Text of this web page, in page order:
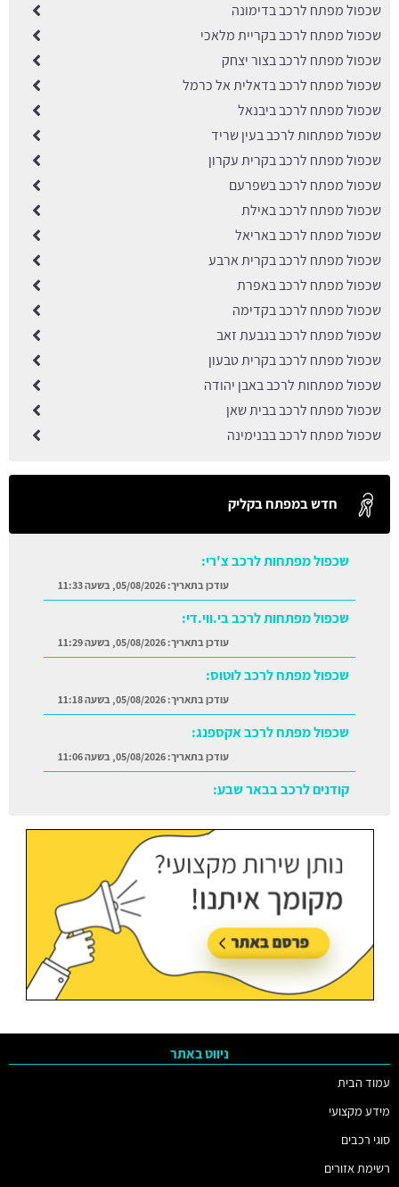
שכפול מפתח לרכב בדימונה
שכפול מפתח לרכב בקריית מלאכי
שכפול מפתח לרכב בצור יצחק
שכפול מפתח לרכב בדאלית אל כרמל
שכפול מפתח לרכב ביבנאל
שכפול מפתחות לרכב בעין שריד
שכפול מפתח לרכב בקרית עקרון
שכפול מפתח לרכב בשפרעם
שכפול מפתח לרכב באילת
שכפול מפתח לרכב באריאל
שכפול מפתח לרכב בקרית ארבע
שכפול מפתח לרכב באפרת
שכפול מפתח לרכב בקדימה
שכפול מפתח לרכב בגבעת זאב
שכפול מפתח לרכב בקרית טבעון
שכפול מפתחות לרכב באבן יהודה
שכפול מפתח לרכב בבית שאן
שכפול מפתח לרכב בבנימינה
חדש במפתח בקליק
שכפול מפתחות לרכב צ'רי:
עודכן בתאריך:05/08/2026, בשעה 11:33
שכפול מפתחות לרכב בי.ווי.די:
עודכן בתאריך:05/08/2026, בשעה 11:29
שכפול מפתח לרכב לוטוס:
עודכן בתאריך:05/08/2026, בשעה 11:18
שכפול מפתח לרכב אקספנג:
עודכן בתאריך:05/08/2026, בשעה 11:06
קודנים לרכב בבאר שבע:
ניווט באתר
עמוד הבית
מידע מקצועי
סוגי רכבים
רשימת אזורים